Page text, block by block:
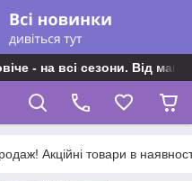
- на всі сезони. Від
Акційні товари в